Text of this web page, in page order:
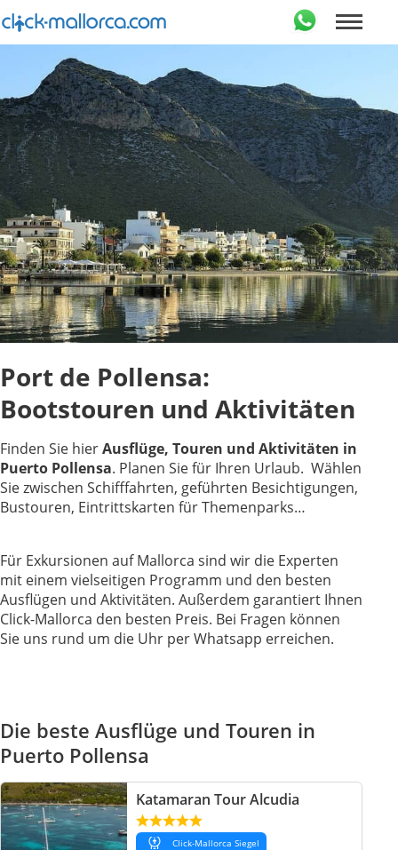
Port de Pollensa:
Bootstouren und Aktivitäten
Finden Sie hierAusflüge, Touren und Aktivitäten in
Puerto Pollensa. Planen Sie für Ihren Urlaub. Wählen
Sie zwischen Schifffahrten, geführten Besichtigungen,
Bustouren, Eintrittskarten für Themenparks…
Für Exkursionen auf Mallorca sind wir die Experten
mit einem vielseitigen Programm und den besten
Ausflügen und Aktivitäten. Außerdem garantiert Ihnen
Click-Mallorca den besten Preis. Bei Fragen können
Sie uns rund um die Uhr per Whatsapp erreichen.
Die beste Ausflüge und Touren in
Puerto Pollensa
Katamaran Tour Alcudia
Click-Mallorca Siegel